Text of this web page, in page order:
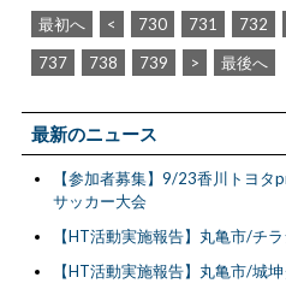
最初へ < 730 731 732
737
738 739 > 最後へ
最新のニュース
【参加者募集】9/23香川トヨ
サッカー大会
【HT活動実施報告】丸亀市/チ
【HT活動実施報告】丸亀市/城